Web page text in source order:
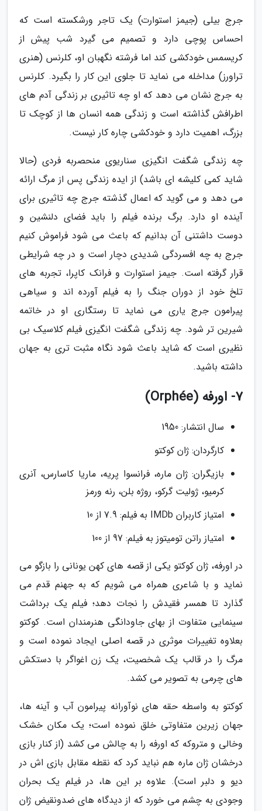
جرج بیلی (جیمز استوارت) یک تاجر ورشکسته است که
احساس پوچی دارد و تصمیم می گیرد شب پیش از
کریسمس خودکشی کند اما فرشته نگهبان او، کلرنس (هنری
تراورز) مداخله می نماید تا جلوی این کار را بگیرد. کلرنس
به جرج نشان می دهد که او چه تاثیری بر زندگی آدم های
اطرافش گذاشته است و زندگی همه انسان ها از کوچک تا
بزرگ، اهمیت دارد و خودکشی چاره کار نیست.
چه زندگی شگفت انگیزی سناریوی منحصربه فردی (حالا
شاید کمی کلیشه ای باشد) از ایده زندگی پس از مرگ ارائه
می دهد و می گوید که اعمال گذشته جرج چه تاثیری برای
آینده او دارد. برگ برنده فیلم را باید فضای دلنشین و
دوست داشتنی آن بدانیم که باعث می شود فراموش کنیم
جرج به چه افسردگی شدیدی دچار است و در چه شرایطی
قرار گرفته است. جیمز استوارت و فرانک کاپرا، تجربه های
تلخ خود از دوران جنگ را به فیلم آورده اند و سیاهی
پیرامون جرج یاری می نماید تا رستگاری او در خاتمه
شیرین تر شود. چه زندگی شگفت انگیزی فیلم کلاسیک بی
نظیری است که شاید باعث شود نگاه مثبت تری به جهان
داشته باشید.
7- اورفه (Orphée)
سال انتشار: 1950
کارگردان: ژان کوکتو
بازیگران: ژان ماره، فرانسوا پریه، ماریا کاسارس، آنری
کرمیو، ژولیت گرکو، روژه بلن، رنه ورمز
امتیاز کاربران IMDb به فیلم: 7.9 از 10
امتیاز راتن تومیتوز به فیلم: 97 از 100
در اورفه، ژان کوکتو یکی از قصه های کهن یونانی را بازگو می
نماید و با شاعری همراه می شویم که به جهنم قدم می
گذارد تا همسر فقیدش را نجات دهد؛ فیلم یک برداشت
سینمایی متفاوت از بهای جاودانگی هنرمندان است. کوکتو
بعلاوه تغییرات موثری در قصه اصلی ایجاد نموده است و
مرگ را در قالب یک شخصیت، یک زن اغواگر با دستکش
های چرمی به تصویر می کشد.
کوکتو به واسطه حقه های نوآورانه پیرامون آب و آینه ها،
جهان زیرین متفاوتی خلق نموده است؛ یک مکان خشک
وخالی و متروکه که اورفه را به چالش می کشد (از کنار بازی
درخشان ژان ماره هم نباید کرد که نقطه مقابل بازی اش در
دیو و دلبر است). علاوه بر این ها، در فیلم یک بحران
وجودی به چشم می خورد که از دیدگاه های ضدونقیض ژان